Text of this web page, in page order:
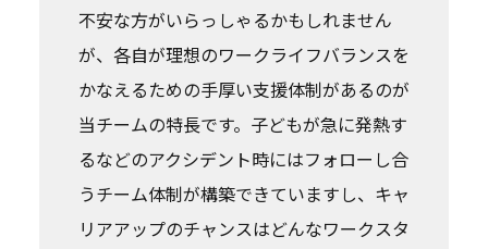
不安な方がいらっしゃるかもしれません
が、各自が理想のワークライフバランスを
かなえるための手厚い支援体制があるのが
当チームの特長です。子どもが急に発熱す
るなどのアクシデント時にはフォローし合
うチーム体制が構築できていますし、キャ
リアアップのチャンスはどんなワークスタ